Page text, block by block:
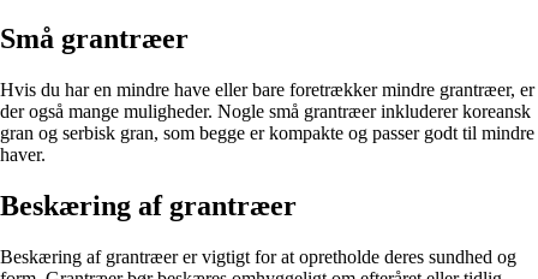
Små grantræer
Hvis du har en mindre have eller bare foretrækker mindre grantræer, er
der også mange muligheder. Nogle små grantræer inkluderer koreansk
gran og serbisk gran, som begge er kompakte og passer godt til mindre
haver.
Beskæring af grantræer
Beskæring af grantræer er vigtigt for at opretholde deres sundhed og